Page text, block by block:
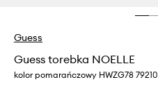
Guess
Guess torebka NOELLE
kolor pomarańczowy HWZG78 79210